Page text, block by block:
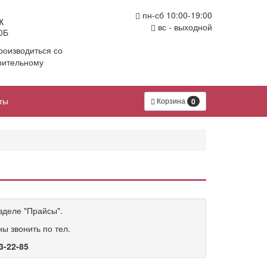
со
пн-сб 10:00-19:00
вс - выходной
Корзина 0
"Прайсы".
звонить по тел.
22-85